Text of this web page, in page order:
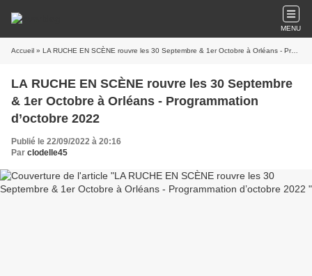
MENU
Accueil » LA RUCHE EN SCÈNE rouvre les 30 Septembre & 1er Octobre à Orléans - Programmation d’octobre 2022
LA RUCHE EN SCÈNE rouvre les 30 Septembre
& 1er Octobre à Orléans - Programmation
d’octobre 2022
Publié le 22/09/2022 à 20:16
Par clodelle45